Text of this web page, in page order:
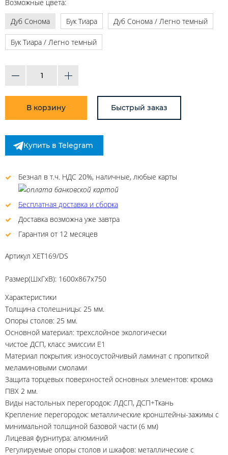
Возможные цвета:
Дуб Сонома
Бук Тиара Дуб Сонома / Легно темный
Бук Тиара / Легно темный
В корзину Быстрый заказ
Купить в Telegram
Безнал в т.ч. НДС 20%, наличные, любые карты
Бесплатная доставка и сборка
Доставка возможна уже завтра
Гарантия от 12 месяцев
Артикул XET169/DS
Размер(ШхГхВ): 1600х867х750
Характеристики
Толщина столешницы: 25 мм.
Опоры столов: 25 мм.
Основной материал: трехслойное экологически
чистое ДСП, класс эмиссии Е1
Материал покрытия: износоустойчивый ламинат с пропиткой
меламиновыми смолами
Защита торцевых поверхностей основных элементов: кромка
ПВХ 2 мм.
Виды настольных перегородок: ЛДСП, ДСП+Ткань
Крепление перегородок: металлические кронштейны-зажимы с
минимальной толщиной базовой части (6 мм)
Лицевая фурнитура: алюминий
Регулируемые опоры столов и шкафов: металлические с